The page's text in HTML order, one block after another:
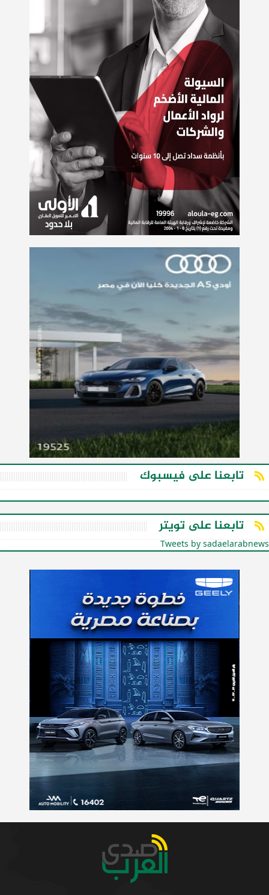
تابعنا على فيسبوك
تابعنا على تويتر
Tweets by sadaelarabnews